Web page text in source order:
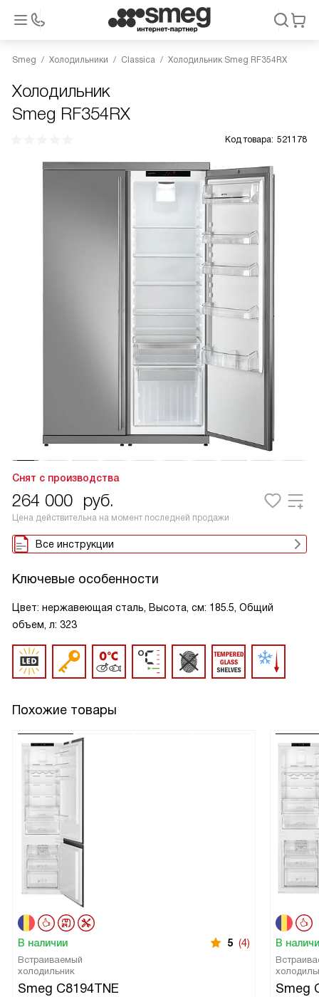
Smeg Холодильники Classica Холодильник Smeg RF354RX
Холодильник
Smeg RF354RX
Код товара: 521178
Снят с производства
264 000 руб.
Цена действительна на момент последней продажи
Все инструкции
Ключевые особенности
Цвет: нержавеющая сталь, Высота, см: 185.5, Общий
объем, л: 323
Похожие товары
В наличии 5 (4)
Встраиваемый
холодильник
Smeg C8194TNE
В
Smeg